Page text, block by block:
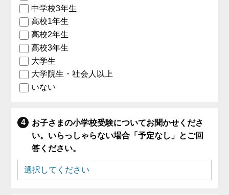
中学校3年生
高校1年生
高校2年生
高校3年生
大学生
大学院生・社会人以上
いない
お子さまの小学校受験についてお聞かせくださ
い。いらっしゃらない場合「予定なし」とご回
答ください。